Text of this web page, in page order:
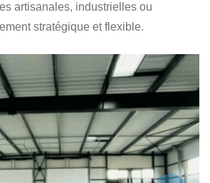
artisanales, industrielles ou
stratégique et flexible.